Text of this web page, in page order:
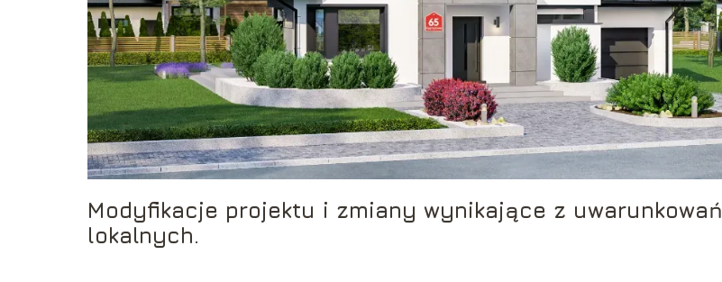
Modyfikacje projektu i zmiany wynikające z uwarunkowań
lokalnych.